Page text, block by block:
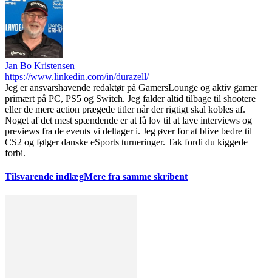
Jan Bo Kristensen
https://www.linkedin.com/in/durazell/
Jeg er ansvarshavende redaktør på GamersLounge og aktiv gamer
primært på PC, PS5 og Switch. Jeg falder altid tilbage til shootere
eller de mere action prægede titler når der rigtigt skal kobles af.
Noget af det mest spændende er at få lov til at lave interviews og
previews fra de events vi deltager i. Jeg øver for at blive bedre til
CS2 og følger danske eSports turneringer. Tak fordi du kiggede
forbi.
Tilsvarende indlægMere fra samme skribent